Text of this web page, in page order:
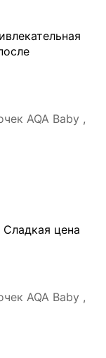
AQA Baby ,
цена
AQA Baby ,